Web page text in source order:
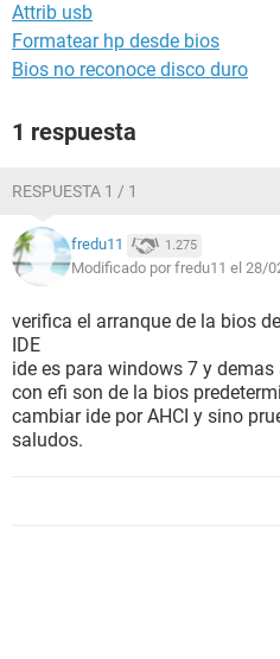
Attrib usb
Formatear hp desde bios
Bios no reconoce disco duro
1 respuesta
RESPUESTA 1 / 1
fredu11 1.275
Modificado por fredu11 el 28/
verifica el arranque de la bios
IDE
ide es para windows 7 y
con efi son de la bios
cambiar ide por AHCI y sino
saludos.